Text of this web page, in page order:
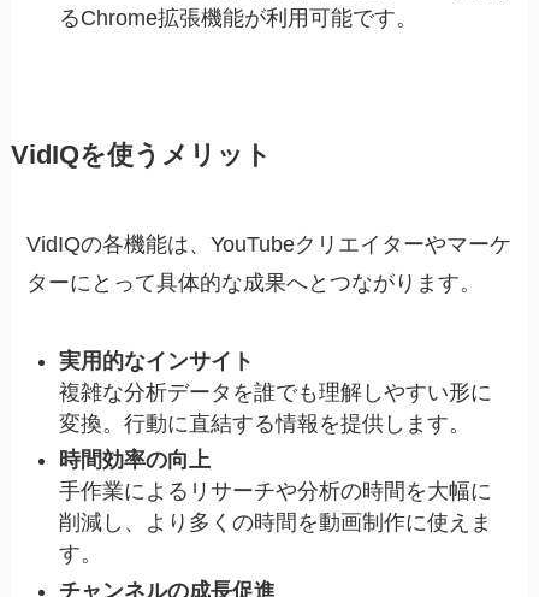
るChrome拡張機能が利用可能です。
VidIQを使うメリット
VidIQの各機能は、YouTubeクリエイターやマーケ
ターにとって具体的な成果へとつながります。
実用的なインサイト
複雑な分析データを誰でも理解しやすい形に
変換。行動に直結する情報を提供します。
時間効率の向上
手作業によるリサーチや分析の時間を大幅に
削減し、より多くの時間を動画制作に使えま
す。
チャンネルの成長促進